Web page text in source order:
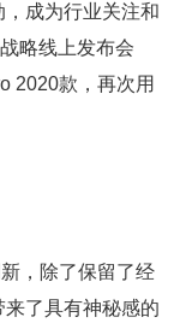
成为行业关注和
略线上发布会
2020款，再次用
，除了保留了经
了具有神秘感的